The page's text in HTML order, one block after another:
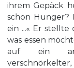
ihrem Gepäck
schon Hunger?
ein ...« Er
was essen
auf ein